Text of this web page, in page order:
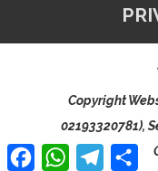
Copyright
02193320781),
Facebook
WhatsApp